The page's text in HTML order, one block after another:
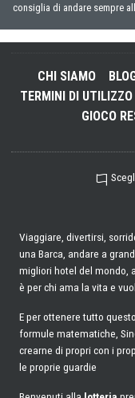
consiglia di andare sempre
CHI SIAMO
TERMINI DI UTILIZZO
GIOCO
Viaggiare, divertirsi,
una Barca, andare a
migliori hotel del mondo,
è per chi ama la vita e
E per ottenere tutto
formule matematiche,
crearne di propri con i
le proprie guardie